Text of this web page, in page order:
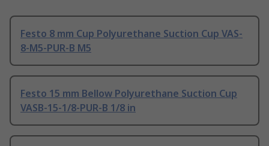
Festo 8 mm Cup Polyurethane Suction Cup VAS-
8-M5-PUR-B M5
Festo 15 mm Bellow Polyurethane Suction Cup
VASB-15-1/8-PUR-B 1/8 in